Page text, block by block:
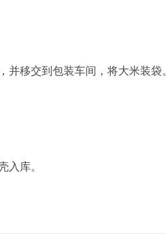
移交到包装车间，将大米装袋。
库。